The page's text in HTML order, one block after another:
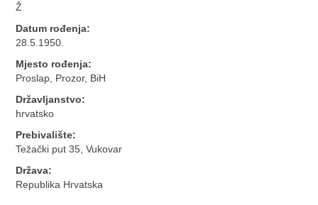
Ž
Datum rođenja:
28.5.1950.
Mjesto rođenja:
Proslap, Prozor, BiH
Državljanstvo:
hrvatsko
Prebivalište:
Težački put 35, Vukovar
Država:
Republika Hrvatska